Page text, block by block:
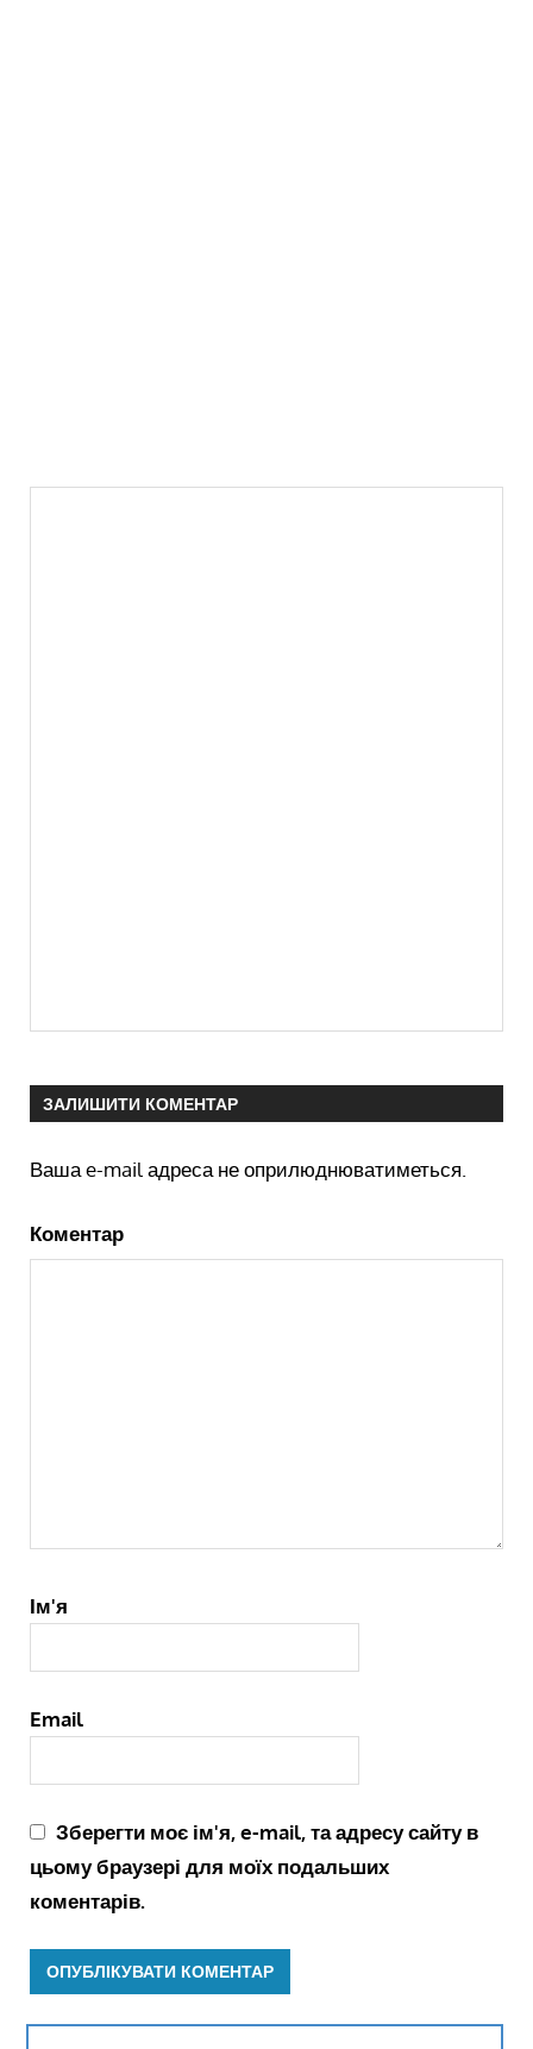
ЗАЛИШИТИ КОМЕНТАР
Ваша e-mail адреса не оприлюднюватиметься.
Коментар
Ім'я
Email
Зберегти моє ім'я, e-mail, та адресу сайту в
цьому браузері для моїх подальших
коментарів.